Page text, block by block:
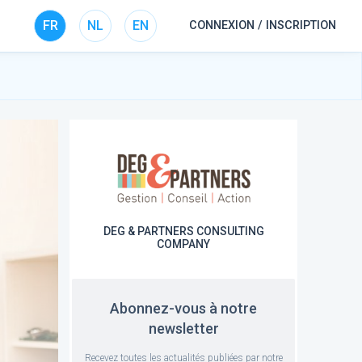
FR NL EN CONNEXION / INSCRIPTION
DEG & PARTNERS CONSULTING
COMPANY
Abonnez-vous à notre
newsletter
Recevez toutes les actualités publiées par notre